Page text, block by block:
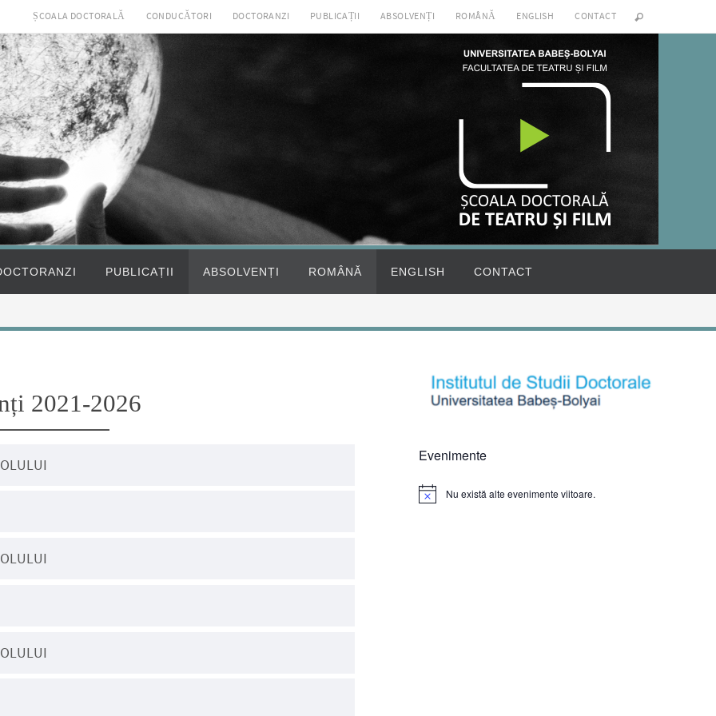
ȘCOALA DOCTORALĂ CONDUCĂTORI DOCTORANZI PUBLICAȚII ABSOLVENȚI ROMÂNĂ ENGLISH CONTACT
PUBLICAȚII ABSOLVENȚI ROMÂNĂ ENGLISH CONTACT
2021-2026
Evenimente
NotificareNu există alte evenimente viitoare.